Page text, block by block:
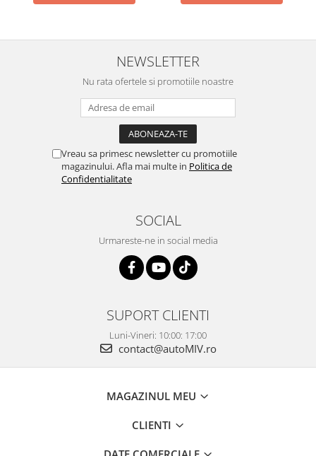
NEWSLETTER
Nu rata ofertele si promotiile noastre
Vreau sa primesc newsletter cu promotiile
magazinului. Afla mai multe in Politica de
Confidentialitate
SOCIAL
Urmareste-ne in social media
SUPORT CLIENTI
Luni-Vineri: 10:00: 17:00
contact@autoMIV.ro
MAGAZINUL MEU
CLIENTI